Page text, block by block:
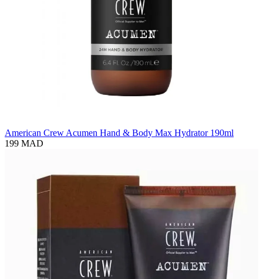
American Crew Acumen Hand & Body Max Hydrator 190ml
199 MAD